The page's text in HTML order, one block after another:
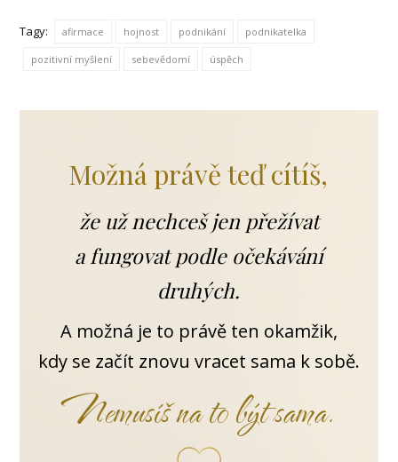
Tagy: afirmace hojnost podnikání podnikatelka
pozitivní myšlení sebevědomí úspěch
Možná právě teď cítíš,
že už nechceš jen přežívat
a fungovat podle očekávání
druhých.
A možná je to právě ten okamžik,
kdy se začít znovu vracet sama k sobě.
Nemusíš na to být sama.